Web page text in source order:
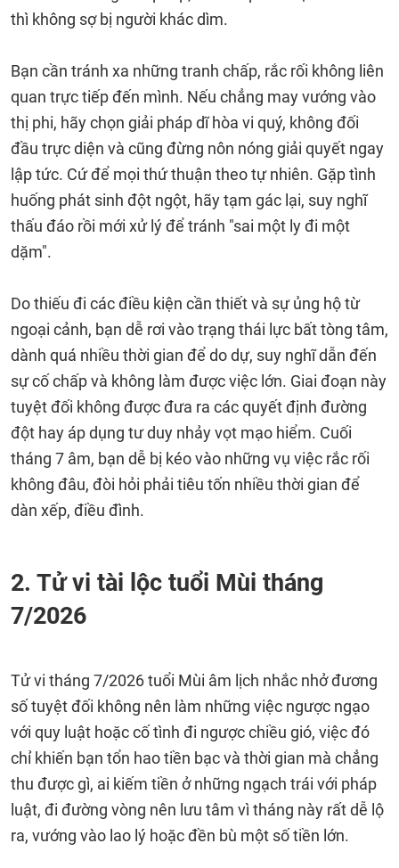
thì không sợ bị người khác dìm.
Bạn cần tránh xa những tranh chấp, rắc rối không liên
quan trực tiếp đến mình. Nếu chẳng may vướng vào
thị phi, hãy chọn giải pháp dĩ hòa vi quý, không đối
đầu trực diện và cũng đừng nôn nóng giải quyết ngay
lập tức. Cứ để mọi thứ thuận theo tự nhiên. Gặp tình
huống phát sinh đột ngột, hãy tạm gác lại, suy nghĩ
thấu đáo rồi mới xử lý để tránh "sai một ly đi một
dặm".
Do thiếu đi các điều kiện cần thiết và sự ủng hộ từ
ngoại cảnh, bạn dễ rơi vào trạng thái lực bất tòng tâm,
dành quá nhiều thời gian để do dự, suy nghĩ dẫn đến
sự cố chấp và không làm được việc lớn. Giai đoạn này
tuyệt đối không được đưa ra các quyết định đường
đột hay áp dụng tư duy nhảy vọt mạo hiểm. Cuối
tháng 7 âm, bạn dễ bị kéo vào những vụ việc rắc rối
không đâu, đòi hỏi phải tiêu tốn nhiều thời gian để
dàn xếp, điều đình.
2. Tử vi tài lộc tuổi Mùi tháng
7/2026
Tử vi tháng 7/2026 tuổi Mùi âm lịch nhắc nhở đương
số tuyệt đối không nên làm những việc ngược ngạo
với quy luật hoặc cố tình đi ngược chiều gió, việc đó
chỉ khiến bạn tổn hao tiền bạc và thời gian mà chẳng
thu được gì, ai kiếm tiền ở những ngạch trái với pháp
luật, đi đường vòng nên lưu tâm vì tháng này rất dễ lộ
ra, vướng vào lao lý hoặc đền bù một số tiền lớn.